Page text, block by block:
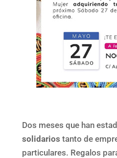
Dos meses que han
solidarios tanto de
particulares. Regalos